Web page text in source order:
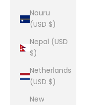
Nauru
(USD $)
Nepal (USD
$)
Netherlands
(USD $)
New